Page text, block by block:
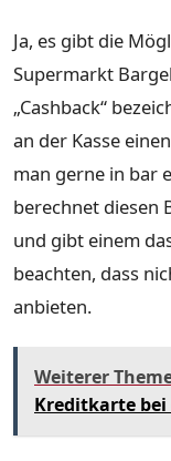
Ja, es gibt die
Supermarkt
„Cashback“
an der Kasse
man gerne in bar
berechnet diesen
und gibt einem
beachten, dass
anbieten.
Weiterer
Kreditkarte bei